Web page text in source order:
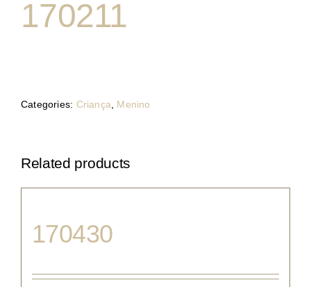
170211
Categories: Criança, Menino
Related products
170430